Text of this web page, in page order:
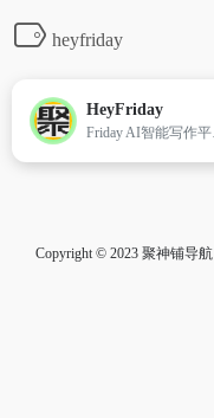
heyfriday
HeyFriday
Friday AI智能写作
Copyright © 2023 聚神铺导航